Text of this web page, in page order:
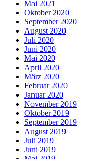
Mai 2021
Oktober 2020
September 2020
August 2020
Juli 2020
Juni 2020
Mai 2020
April 2020
März 2020
Februar 2020
Januar 2020
November 2019
Oktober 2019
September 2019
August 2019
Juli 2019
Juni 2019